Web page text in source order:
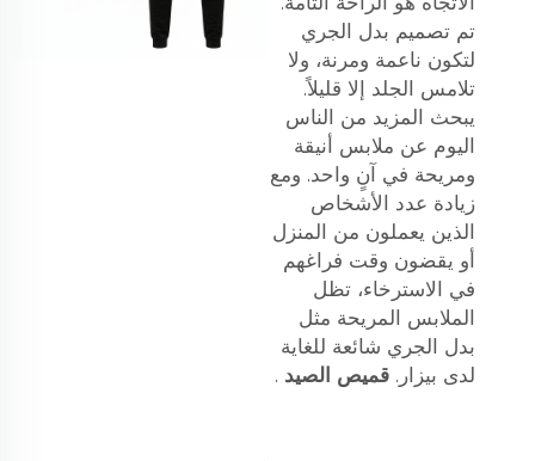
تم تصميم بدل الجري
لتكون ناعمة ومرنة، ولا
تلامس الجلد إلا قليلاً.
يبحث المزيد من الناس
اليوم عن ملابس أنيقة
ومريحة في آنٍ واحد. ومع
زيادة عدد الأشخاص
الذين يعملون من المنزل
أو يقضون وقت فراغهم
في الاسترخاء، تظل
الملابس المريحة مثل
بدل الجري شائعة للغاية
لدى بيزار. قميص الصيد .